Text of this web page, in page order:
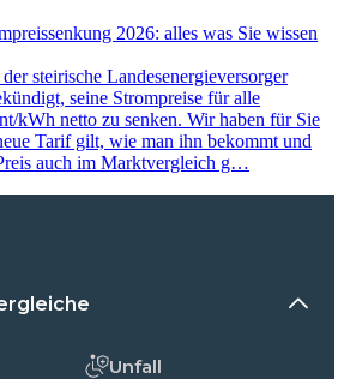
2026: alles was Sie wissen
steirische Landesenergieversorger
seine Strompreise für alle
kWh netto zu senken. Wir haben für Sie
Tarif gilt, wie man ihn bekommt und
auch im Marktvergleich g…
Unfall